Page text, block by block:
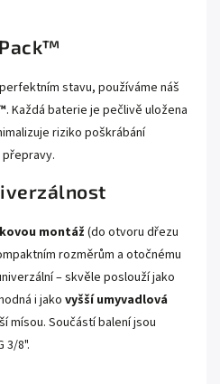
stavu, používáme náš
. Každá baterie je pečlivě uložena
riziko poškrábání
montáž(do otvoru dřezu
rozměrům a otočnému
– skvěle poslouží jako
i jako vyšší umyvadlová
mísou. Součástí balení jsou
3/8".